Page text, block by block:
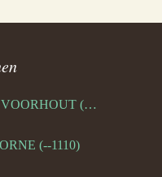
Doede Van VOORHOUT (Van FORNEHOLT) (--1101)
(--1110)